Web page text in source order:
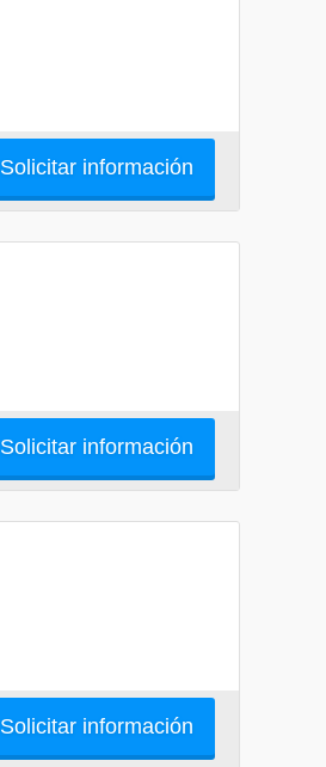
Solicitar información
Solicitar información
Solicitar información